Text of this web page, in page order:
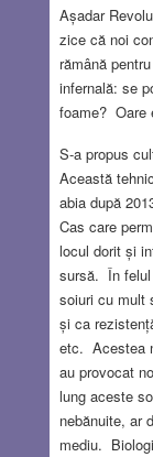
Așadar
zice că noi
rămână
infernală: se
foame? Oare
S-a propus
Această
abia după
Cas care
locul dorit și
sursă. În felul
soiuri cu mult
și ca
etc. Acestea
au provocat
lung aceste
nebănuite, ar
mediu.